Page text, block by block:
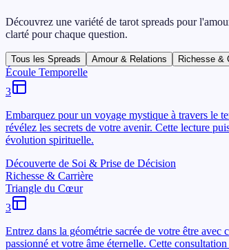
Découvrez une variété de tarot spreads pour
clarté pour chaque question.
Tous les Spreads Amour & Relations Richesse &
Écoule Temporelle
3
Embarquez pour un voyage mystique à travers le
révélez les secrets de votre avenir. Cette lecture
évolution spirituelle.
Découverte de Soi & Prise de Décision
Richesse & Carrière
Triangle du Cœur
3
Entrez dans la géométrie sacrée de votre être
passionné et votre âme éternelle. Cette